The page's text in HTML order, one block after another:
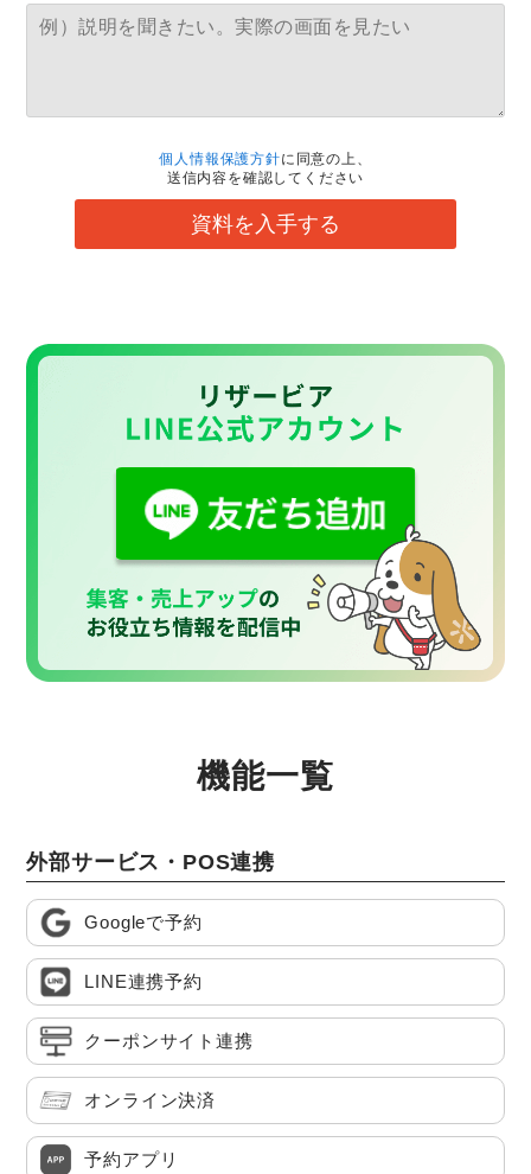
個人情報保護方針に同意の上、
送信内容を確認してください
資料を入手する
機能一覧
外部サービス・POS連携
Googleで予約
LINE連携予約
クーポンサイト連携
オンライン決済
予約アプリ